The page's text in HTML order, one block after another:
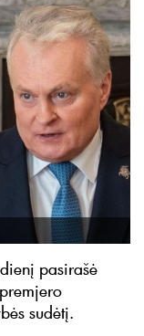
pasirašė
sudėtį.